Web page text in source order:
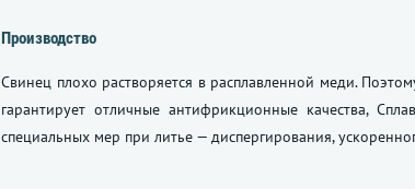
Производство
Свинец плохо растворяется в расплавленной меди.
гарантирует отличные антифрикционные качества,
специальных мер при литье — диспергирования,